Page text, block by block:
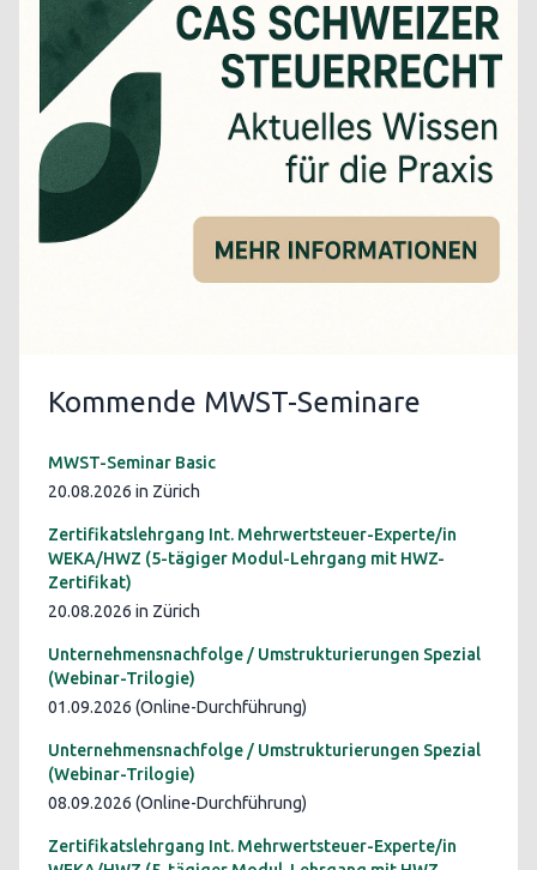
Kommende MWST-Seminare
MWST-Seminar Basic
20.08.2026 in Zürich
Zertifikatslehrgang Int. Mehrwertsteuer-Experte/in
WEKA/HWZ (5-tägiger Modul-Lehrgang mit HWZ-
Zertifikat)
20.08.2026 in Zürich
Unternehmensnachfolge / Umstrukturierungen Spezial
(Webinar-Trilogie)
01.09.2026 (Online-Durchführung)
Unternehmensnachfolge / Umstrukturierungen Spezial
(Webinar-Trilogie)
08.09.2026 (Online-Durchführung)
Zertifikatslehrgang Int. Mehrwertsteuer-Experte/in